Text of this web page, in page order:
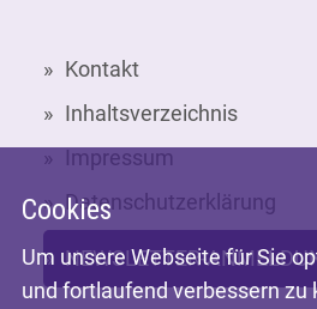
Kontakt
Inhaltsverzeichnis
Impressum
Datenschutzerklärung
NEWSLETTER-
Cookies
Um unsere Webseite für Sie
und fortlaufend verbessern zu